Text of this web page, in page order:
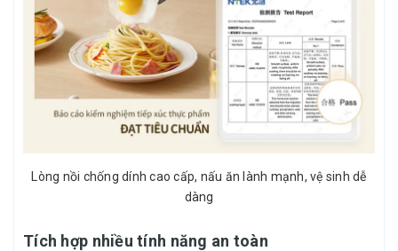
Lòng nồi chống dính cao cấp, nấu ăn lành mạnh, vệ sinh dễ
dàng
Tích hợp nhiều tính năng an toàn